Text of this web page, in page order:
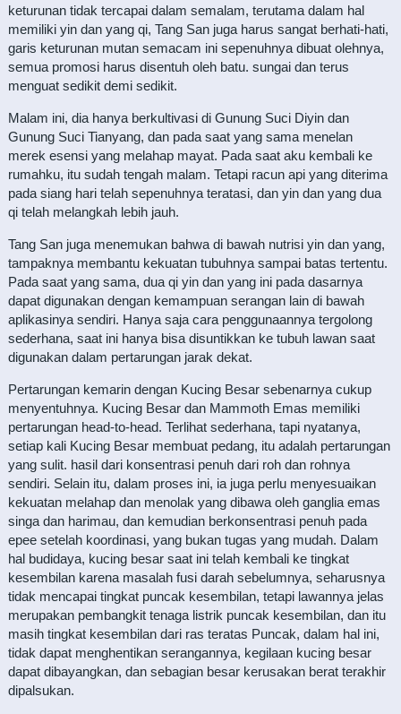
keturunan tidak tercapai dalam semalam, terutama dalam hal
memiliki yin dan yang qi, Tang San juga harus sangat berhati-hati,
garis keturunan mutan semacam ini sepenuhnya dibuat olehnya,
semua promosi harus disentuh oleh batu. sungai dan terus
menguat sedikit demi sedikit.
Malam ini, dia hanya berkultivasi di Gunung Suci Diyin dan
Gunung Suci Tianyang, dan pada saat yang sama menelan
merek esensi yang melahap mayat. Pada saat aku kembali ke
rumahku, itu sudah tengah malam. Tetapi racun api yang diterima
pada siang hari telah sepenuhnya teratasi, dan yin dan yang dua
qi telah melangkah lebih jauh.
Tang San juga menemukan bahwa di bawah nutrisi yin dan yang,
tampaknya membantu kekuatan tubuhnya sampai batas tertentu.
Pada saat yang sama, dua qi yin dan yang ini pada dasarnya
dapat digunakan dengan kemampuan serangan lain di bawah
aplikasinya sendiri. Hanya saja cara penggunaannya tergolong
sederhana, saat ini hanya bisa disuntikkan ke tubuh lawan saat
digunakan dalam pertarungan jarak dekat.
Pertarungan kemarin dengan Kucing Besar sebenarnya cukup
menyentuhnya. Kucing Besar dan Mammoth Emas memiliki
pertarungan head-to-head. Terlihat sederhana, tapi nyatanya,
setiap kali Kucing Besar membuat pedang, itu adalah pertarungan
yang sulit. hasil dari konsentrasi penuh dari roh dan rohnya
sendiri. Selain itu, dalam proses ini, ia juga perlu menyesuaikan
kekuatan melahap dan menolak yang dibawa oleh ganglia emas
singa dan harimau, dan kemudian berkonsentrasi penuh pada
epee setelah koordinasi, yang bukan tugas yang mudah. Dalam
hal budidaya, kucing besar saat ini telah kembali ke tingkat
kesembilan karena masalah fusi darah sebelumnya, seharusnya
tidak mencapai tingkat puncak kesembilan, tetapi lawannya jelas
merupakan pembangkit tenaga listrik puncak kesembilan, dan itu
masih tingkat kesembilan dari ras teratas Puncak, dalam hal ini,
tidak dapat menghentikan serangannya, kegilaan kucing besar
dapat dibayangkan, dan sebagian besar kerusakan berat terakhir
dipalsukan.